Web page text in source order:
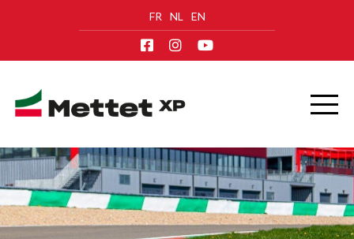
FR NL EN